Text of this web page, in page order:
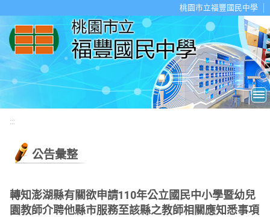
桃園市立福豐國民中學
:::
公告彙整
轉知澎湖縣有關欲申請110年公立國民中小學暨幼兒
園教師介聘他縣市服務至該縣之教師相關應知悉事項